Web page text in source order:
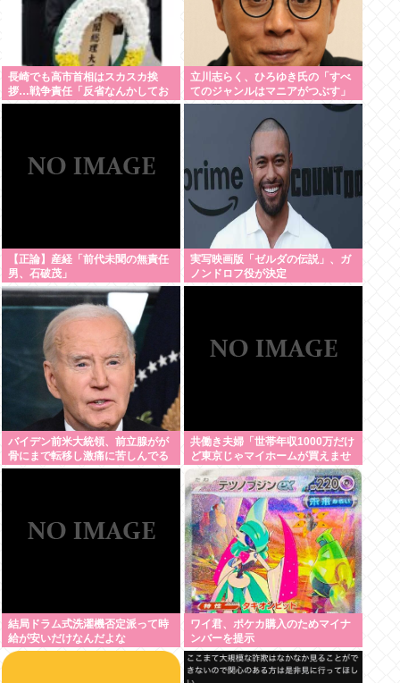
長崎でも高市首相はスカスカ挨
拶…戦争責任「反省なんかしてお
りません」95年の発言がSNSで猛
立川志らく、ひろゆき氏の「すべ
てのジャンルはマニアがつぶす」
に完全同意「そういう連中が落語
【正論】産経「前代未聞の無責任
男、石破茂」
実写映画版「ゼルダの伝説」、ガ
ノンドロフ役が決定
バイデン前米大統領、前立腺がが
骨にまで転移し激痛に苦しんでる
もよう
共働き夫婦「世帯年収1000万だけ
ど東京じゃマイホームが買えませ
ん 」
結局ドラム式洗濯機否定派って時
給が安いだけなんだよな
ワイ君、ポケカ購入のためマイナ
ンバーを提示